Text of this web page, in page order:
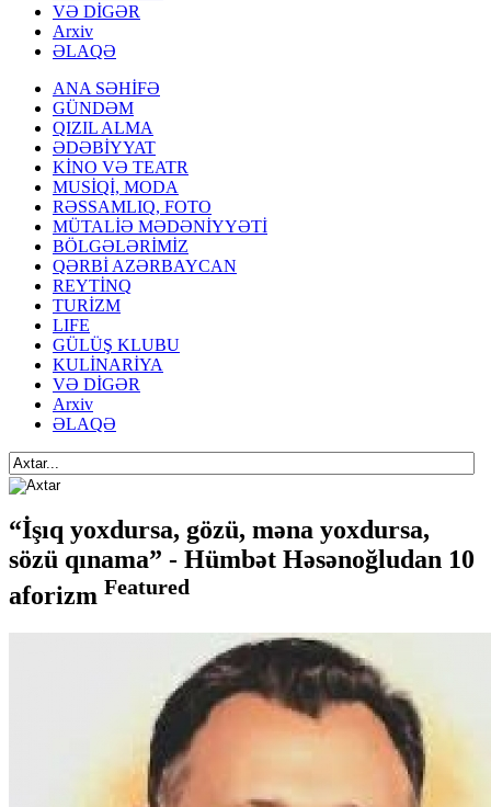
VƏ DİGƏR
Arxiv
ƏLAQƏ
ANA SƏHİFƏ
GÜNDƏM
QIZIL ALMA
ƏDƏBİYYAT
KİNO VƏ TEATR
MUSİQİ, MODA
RƏSSAMLIQ, FOTO
MÜTALİƏ MƏDƏNİYYƏTİ
BÖLGƏLƏRİMİZ
QƏRBİ AZƏRBAYCAN
REYTİNQ
TURİZM
LIFE
GÜLÜŞ KLUBU
KULİNARİYA
VƏ DİGƏR
Arxiv
ƏLAQƏ
“İşıq yoxdursa, gözü, məna yoxdursa,
sözü qınama” - Hümbət Həsənoğludan 10
aforizm Featured